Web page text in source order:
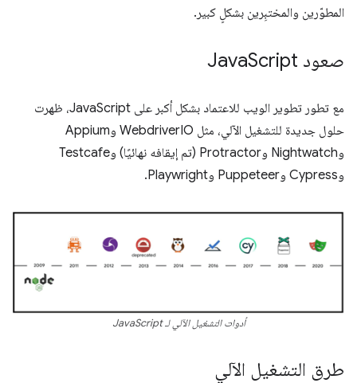
المطوّرين والمختبِرين بشكلٍ كبير.
صعود Java Script
مع تطور تطوير الويب للاعتماد بشكل أكبر على JavaScript، ظهرت
حلول جديدة للتشغيل الآلي، مثل WebdriverIO وAppium
وNightwatch وProtractor (تم إيقافه نهائيًا) وTestcafe
وCypress وPuppeteer وPlaywright.
أدوات التشغيل الآلي لـ JavaScript
طرق التشغيل الآلي